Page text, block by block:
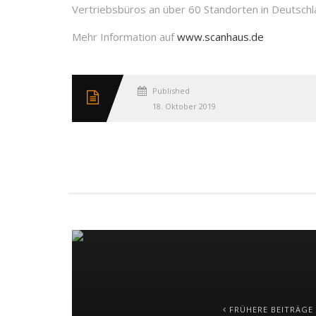
Vertriebsbüros an über 60 Standorten in
Mehr Information aufwww.scanhaus.de
Published
18. Oktober 2019
FRÜHERE BEITRÄGE